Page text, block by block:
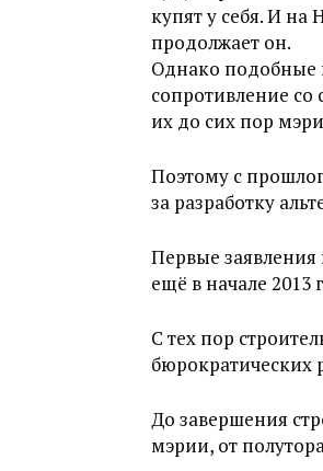
купят у себя. И
продолжает он.
Однако подобные
сопротивление со
их до сих пор
Поэтому с
за разработку
Первые
ещё в начале 2013
С тех пор
бюрократических
До завершения
мэрии, от